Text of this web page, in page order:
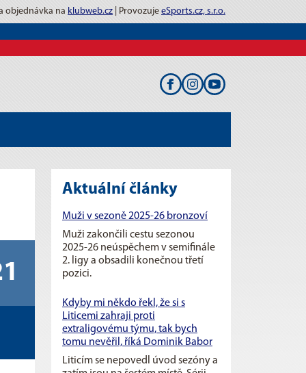
objednávka na klubweb.cz | Provozuje eSports.cz, s.r.o.
Aktuální články
Muži v sezoně 2025-26 bronzoví
Muži zakončili cestu sezonou
2025-26 neúspěchem v semifinále
2. ligy a obsadili konečnou třetí
pozici.
Kdyby mi někdo řekl, že si s
Liticemi zahraji proti
extraligovému týmu, tak bych
tomu nevěřil, říká Dominik Babor
Liticím se nepovedl úvod sezóny a